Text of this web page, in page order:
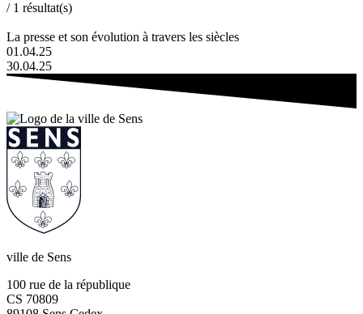
/ 1 résultat(s)
La presse et son évolution à travers les siècles
01.04.25
30.04.25
ville de Sens
100 rue de la république
CS 70809